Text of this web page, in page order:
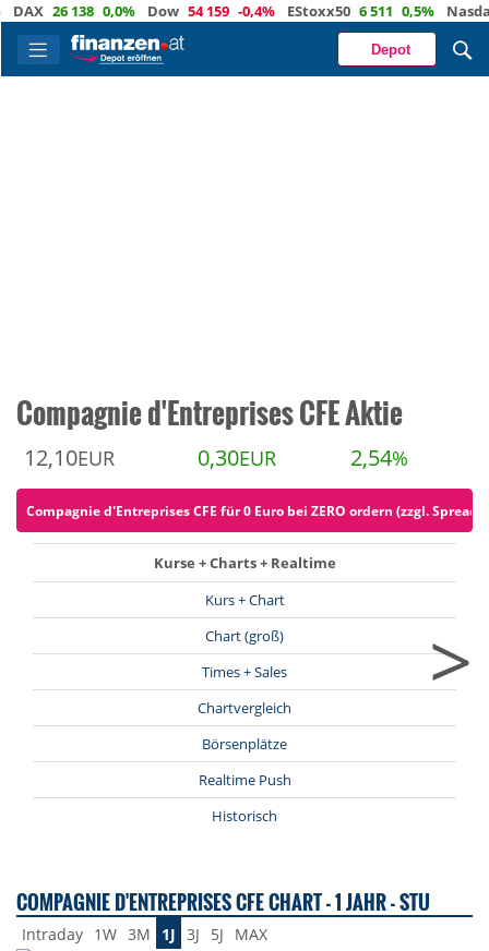
26 138 0,0% Dow 54 159 -0,4% EStoxx50 6 511 0,5% Nasdaq
Depot
Compagnie d'Entreprises CFE Aktie
12,10EUR 0,30EUR 2,54%
Compagnie d'Entreprises CFE für 0 Euro bei ZERO ordern (zzgl. Spreads)
Kurse + Charts + Realtime
Kurs + Chart
Chart (groß)
Times + Sales
Chartvergleich
Börsenplätze
Realtime Push
Historisch
>
COMPAGNIE D'ENTREPRISES CFE CHART - 1 JAHR - STU
Intraday 1W 3M 1J 3J 5J MAX